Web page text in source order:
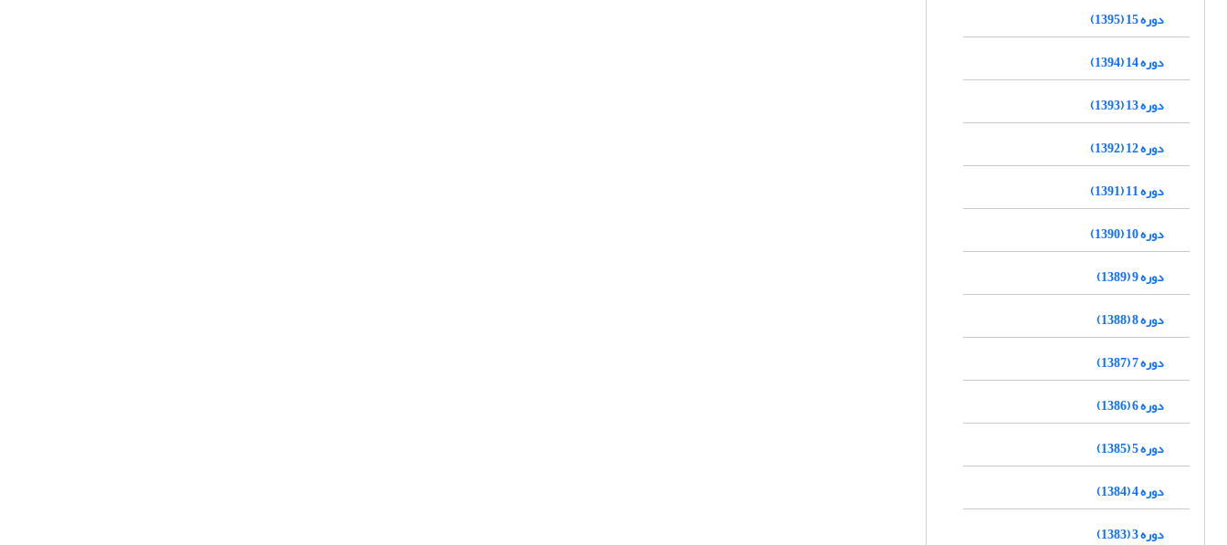
دوره 15 (1395)
دوره 14 (1394)
دوره 13 (1393)
دوره 12 (1392)
دوره 11 (1391)
دوره 10 (1390)
دوره 9 (1389)
دوره 8 (1388)
دوره 7 (1387)
دوره 6 (1386)
دوره 5 (1385)
دوره 4 (1384)
دوره 3 (1383)